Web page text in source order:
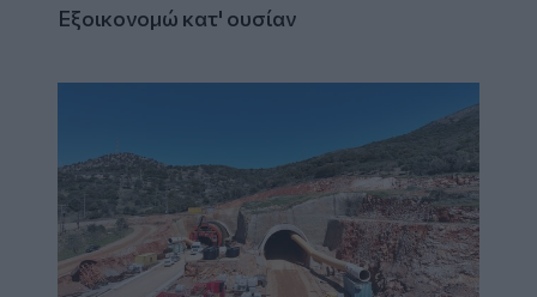
Εξοικονομώ κατ' ουσίαν